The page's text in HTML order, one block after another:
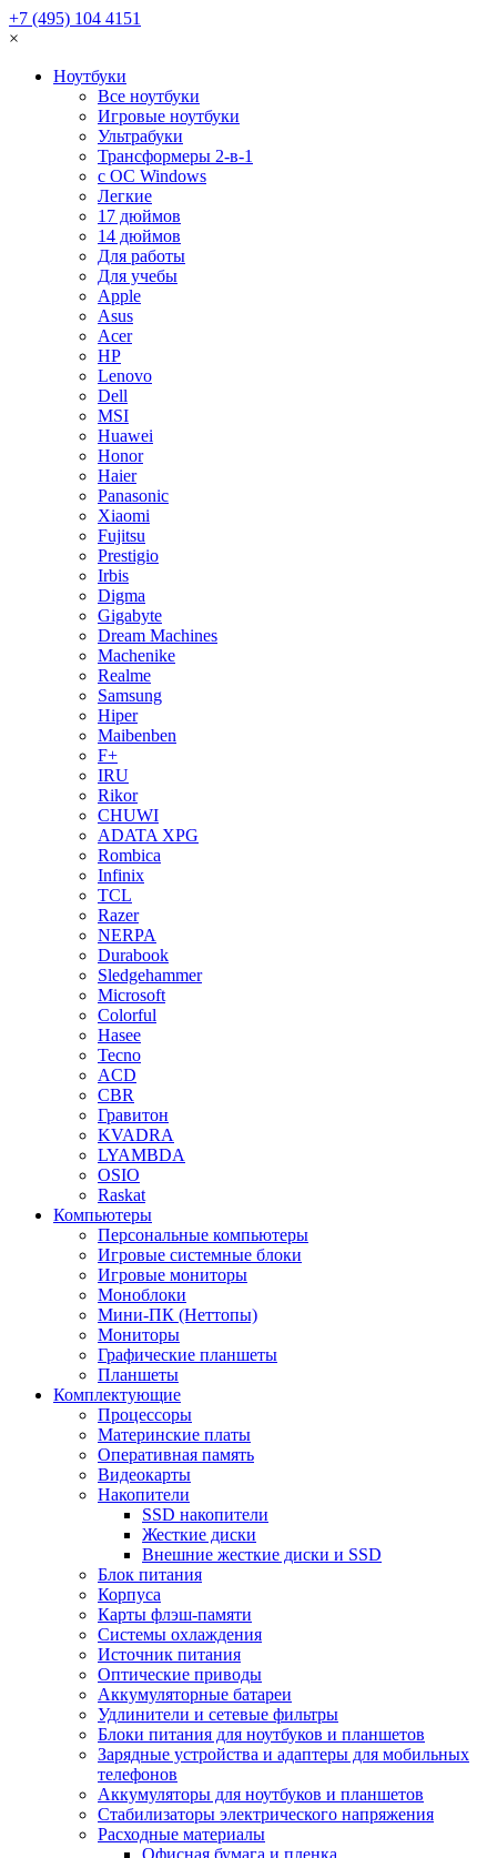
+7 (495) 104 4151
×
Ноутбуки
Все ноутбуки
Игровые ноутбуки
Ультрабуки
Трансформеры 2-в-1
с ОС Windows
Легкие
17 дюймов
14 дюймов
Для работы
Для учебы
Apple
Asus
Acer
HP
Lenovo
Dell
MSI
Huawei
Honor
Haier
Panasonic
Xiaomi
Fujitsu
Prestigio
Irbis
Digma
Gigabyte
Dream Machines
Machenike
Realme
Samsung
Hiper
Maibenben
F+
IRU
Rikor
CHUWI
ADATA XPG
Rombica
Infinix
TCL
Razer
NERPA
Durabook
Sledgehammer
Microsoft
Colorful
Hasee
Tecno
ACD
CBR
Гравитон
KVADRA
LYAMBDA
OSIO
Raskat
Компьютеры
Персональные компьютеры
Игровые системные блоки
Игровые мониторы
Моноблоки
Мини-ПК (Неттопы)
Мониторы
Графические планшеты
Планшеты
Комплектующие
Процессоры
Материнские платы
Оперативная память
Видеокарты
Накопители
SSD накопители
Жесткие диски
Внешние жесткие диски и SSD
Блок питания
Корпуса
Карты флэш-памяти
Системы охлаждения
Источник питания
Оптические приводы
Аккумуляторные батареи
Удлинители и сетевые фильтры
Блоки питания для ноутбуков и планшетов
Зарядные устройства и адаптеры для мобильных
телефонов
Аккумуляторы для ноутбуков и планшетов
Стабилизаторы электрического напряжения
Расходные материалы
Офисная бумага и пленка